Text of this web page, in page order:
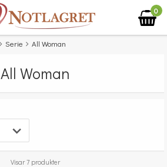
0
Serie All Woman
All Woman
Visar 7 produkter